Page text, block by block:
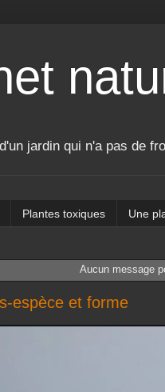
jardin qui n'a pas de
Plantes toxiques Une
Aucun message
espèce et forme